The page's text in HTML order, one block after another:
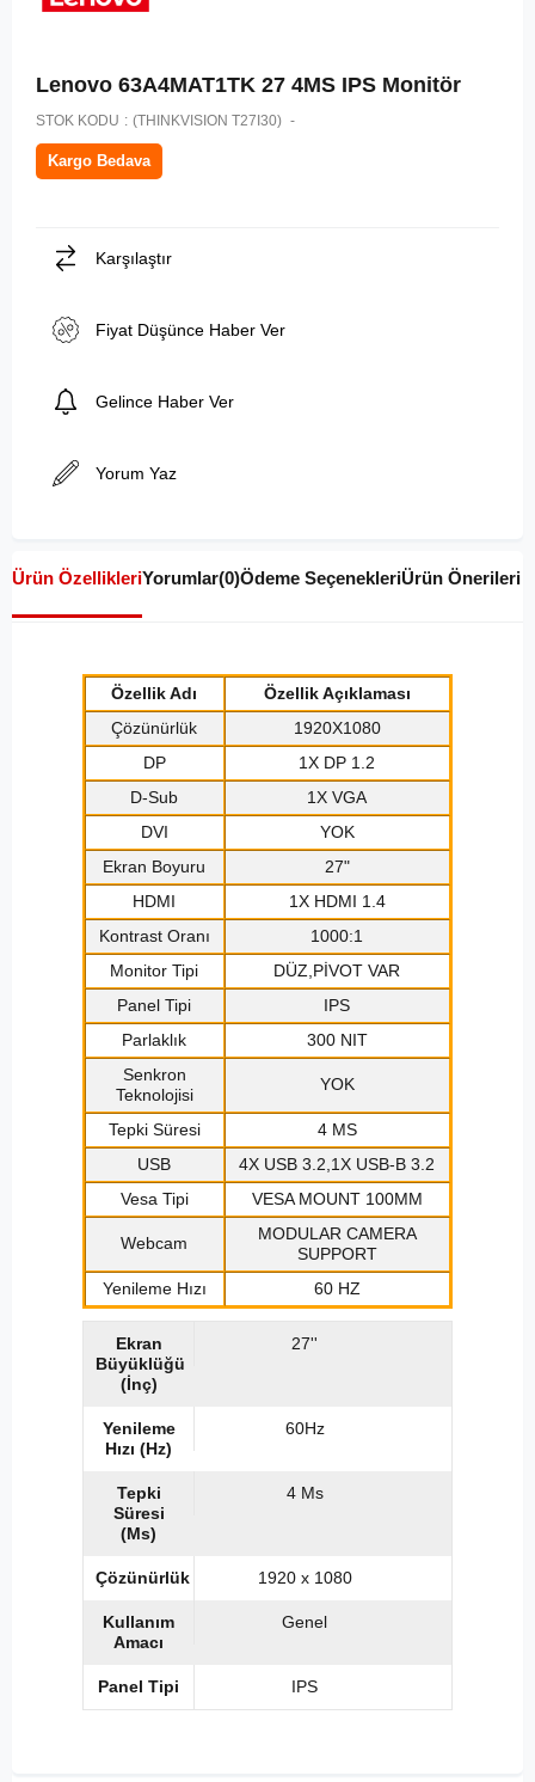
Lenovo 63A4MAT1TK 27 4MS IPS Monitör
STOK KODU (THINKVISION T27I30)
Kargo Bedava
Karşılaştır
Fiyat Düşünce Haber Ver
Gelince Haber Ver
Yorum Yaz
Ürün ÖzellikleriYorumlar(0)Ödeme SeçenekleriÜrün Önerileri
Özellik Adı
Özellik Açıklaması
Çözünürlük
1920X1080
DP
1X DP 1.2
D-Sub
1X VGA
DVI
YOK
Ekran Boyuru
27"
HDMI
1X HDMI 1.4
Kontrast Oranı
1000:1
Monitor Tipi
DÜZ,PİVOT VAR
Panel Tipi
IPS
Parlaklık
300 NIT
Senkron
Teknolojisi
YOK
Tepki Süresi
4 MS
USB
4X USB 3.2,1X USB-B 3.2
Vesa Tipi
VESA MOUNT 100MM
Webcam
MODULAR CAMERA
SUPPORT
Yenileme Hızı
60 HZ
Ekran
Büyüklüğü
(İnç)
27''
Yenileme
Hızı (Hz)
60Hz
Tepki
Süresi
(Ms)
4 Ms
Çözünürlük 1920 x 1080
Kullanım
Amacı
Genel
Panel Tipi IPS